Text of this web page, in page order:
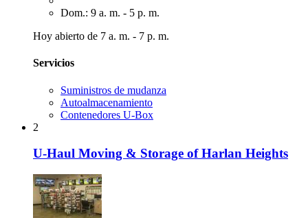
Dom.: 9 a. m. - 5 p. m.
Hoy abierto de 7 a. m. - 7 p. m.
Servicios
Suministros de mudanza
Autoalmacenamiento
Contenedores U-Box
2
U-Haul Moving & Storage of Harlan Heights